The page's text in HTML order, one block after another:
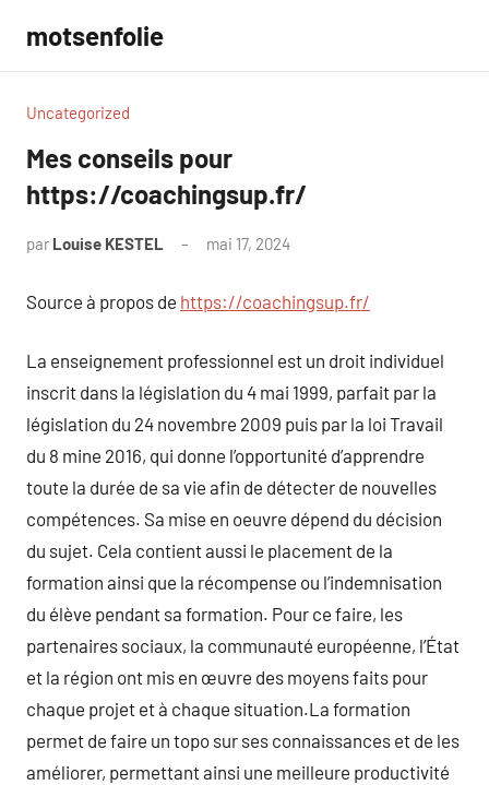
contenu
motsenfolie
Uncategorized
Mes conseils pour
https://coachingsup.fr/
par Louise KESTEL mai 17, 2024
Source à propos de https://coachingsup.fr/
La enseignement professionnel est un droit individuel
inscrit dans la législation du 4 mai 1999, parfait par la
législation du 24 novembre 2009 puis par la loi Travail
du 8 mine 2016, qui donne l’opportunité d’apprendre
toute la durée de sa vie afin de détecter de nouvelles
compétences. Sa mise en oeuvre dépend du décision
du sujet. Cela contient aussi le placement de la
formation ainsi que la récompense ou l’indemnisation
du élève pendant sa formation. Pour ce faire, les
partenaires sociaux, la communauté européenne, l’État
et la région ont mis en œuvre des moyens faits pour
chaque projet et à chaque situation.La formation
permet de faire un topo sur ses connaissances et de les
améliorer, permettant ainsi une meilleure productivité